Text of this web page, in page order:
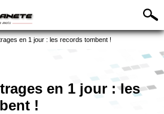
en 1 jour : les records tombent !
en 1 jour : les
!